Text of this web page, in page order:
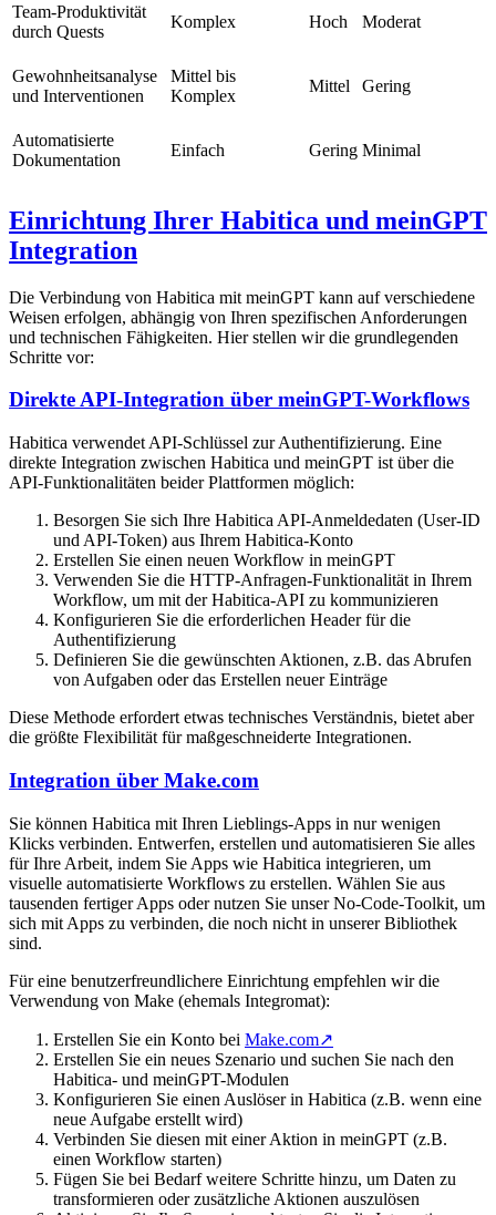
Team-Produktivität
durch Quests
Komplex Hoch Moderat
Gewohnheitsanalyse
und Interventionen
Mittel bis
Komplex
Mittel Gering
Automatisierte
Dokumentation
Einfach Gering Minimal
Einrichtung Ihrer Habitica und meinGPT
Integration
Die Verbindung von Habitica mit meinGPT kann auf verschiedene
Weisen erfolgen, abhängig von Ihren spezifischen Anforderungen
und technischen Fähigkeiten. Hier stellen wir die grundlegenden
Schritte vor:
Direkte API-Integration über meinGPT-Workflows
Habitica verwendet API-Schlüssel zur Authentifizierung. Eine
direkte Integration zwischen Habitica und meinGPT ist über die
API-Funktionalitäten beider Plattformen möglich:
Besorgen Sie sich Ihre Habitica API-Anmeldedaten (User-ID
und API-Token) aus Ihrem Habitica-Konto
Erstellen Sie einen neuen Workflow in meinGPT
Verwenden Sie die HTTP-Anfragen-Funktionalität in Ihrem
Workflow, um mit der Habitica-API zu kommunizieren
Konfigurieren Sie die erforderlichen Header für die
Authentifizierung
Definieren Sie die gewünschten Aktionen, z.B. das Abrufen
von Aufgaben oder das Erstellen neuer Einträge
Diese Methode erfordert etwas technisches Verständnis, bietet aber
die größte Flexibilität für maßgeschneiderte Integrationen.
Integration über Make.com
Sie können Habitica mit Ihren Lieblings-Apps in nur wenigen
Klicks verbinden. Entwerfen, erstellen und automatisieren Sie alles
für Ihre Arbeit, indem Sie Apps wie Habitica integrieren, um
visuelle automatisierte Workflows zu erstellen. Wählen Sie aus
tausenden fertiger Apps oder nutzen Sie unser No-Code-Toolkit, um
sich mit Apps zu verbinden, die noch nicht in unserer Bibliothek
sind.
Für eine benutzerfreundlichere Einrichtung empfehlen wir die
Verwendung von Make (ehemals Integromat):
Erstellen Sie ein Konto bei Make.com↗
Erstellen Sie ein neues Szenario und suchen Sie nach den
Habitica- und meinGPT-Modulen
Konfigurieren Sie einen Auslöser in Habitica (z.B. wenn eine
neue Aufgabe erstellt wird)
Verbinden Sie diesen mit einer Aktion in meinGPT (z.B.
einen Workflow starten)
Fügen Sie bei Bedarf weitere Schritte hinzu, um Daten zu
transformieren oder zusätzliche Aktionen auszulösen